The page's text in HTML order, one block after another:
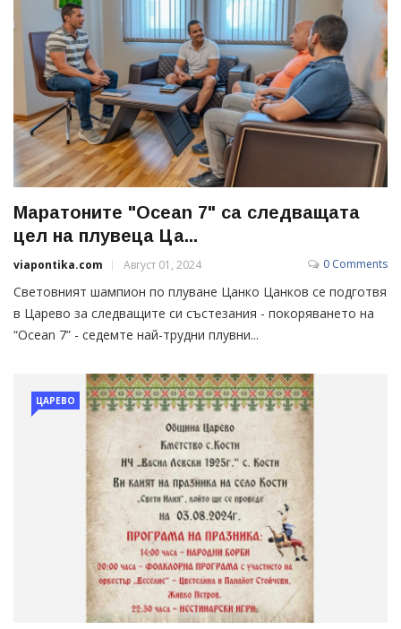
Маратоните "Ocean 7" са следващата
цел на плувеца Ца...
viapontika.com Август 01, 2024 0 Comments
Световният шампион по плуване Цанко Цанков се подготвя
в Царево за следващите си състезания - покоряването на
“Ocean 7” - седемте най-трудни плувни...
ЦАРЕВО